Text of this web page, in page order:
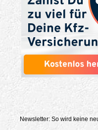
Newsletter: So wird keine